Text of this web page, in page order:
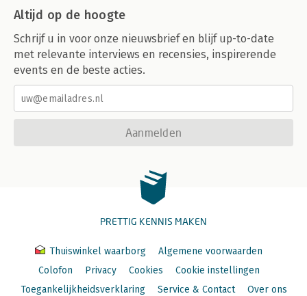
Altijd op de hoogte
Schrijf u in voor onze nieuwsbrief en blijf up-to-date
met relevante interviews en recensies, inspirerende
events en de beste acties.
Aanmelden
PRETTIG KENNIS MAKEN
Thuiswinkel waarborg
Algemene voorwaarden
Colofon
Privacy Cookies
Cookie instellingen
Toegankelijkheidsverklaring
Service & Contact Over ons